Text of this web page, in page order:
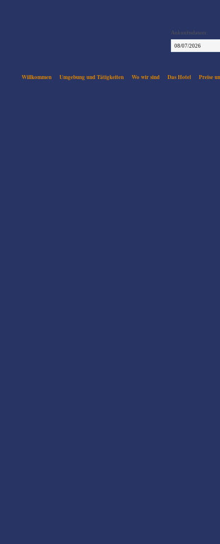
Ankunftsdatum:
Willkommen Umgebung und Tätigkeiten Wo wir sind Das Hotel Preise